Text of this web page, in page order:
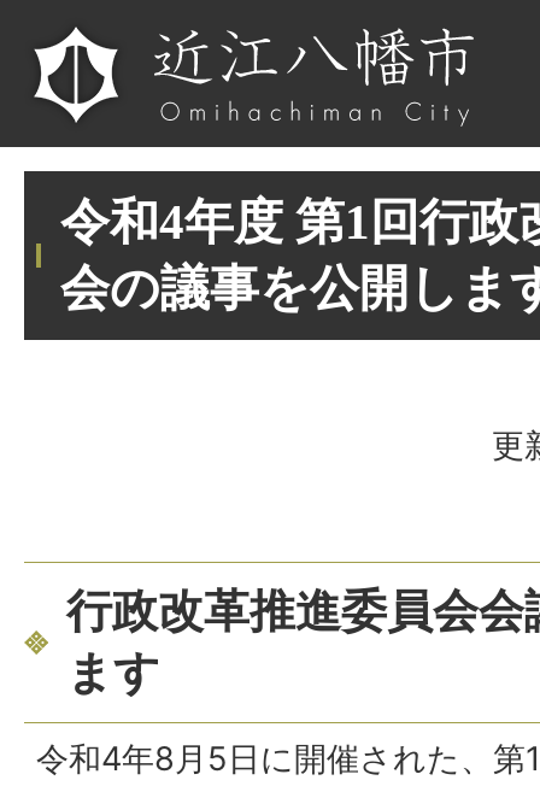
令和4年度 第1回行政
会の議事を公開しま
更
行政改革推進委員会
ます
令和4年8月5日に開催された、第